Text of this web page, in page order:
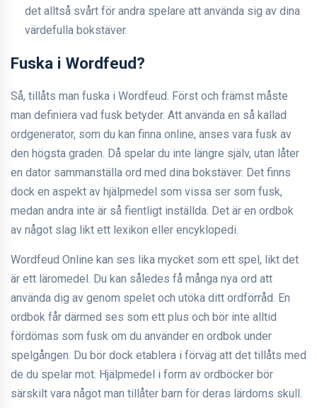
det alltså svårt för andra spelare att använda sig av dina
värdefulla bokstäver.
Fuska i Wordfeud?
Så, tillåts man fuska i Wordfeud. Först och främst måste
man definiera vad fusk betyder. Att använda en så kallad
ordgenerator, som du kan finna online, anses vara fusk av
den högsta graden. Då spelar du inte längre själv, utan låter
en dator sammanställa ord med dina bokstäver. Det finns
dock en aspekt av hjälpmedel som vissa ser som fusk,
medan andra inte är så fientligt inställda. Det är en ordbok
av något slag likt ett lexikon eller encyklopedi.
Wordfeud Online kan ses lika mycket som ett spel, likt det
är ett läromedel. Du kan således få många nya ord att
använda dig av genom spelet och utöka ditt ordförråd. En
ordbok får därmed ses som ett plus och bör inte alltid
fördömas som fusk om du använder en ordbok under
spelgången. Du bör dock etablera i förväg att det tillåts med
de du spelar mot. Hjälpmedel i form av ordböcker bör
särskilt vara något man tillåter barn för deras lärdoms skull.